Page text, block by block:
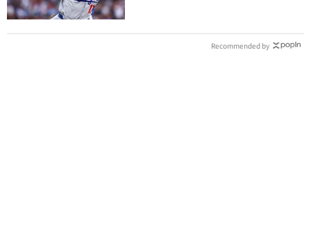
Recommended by